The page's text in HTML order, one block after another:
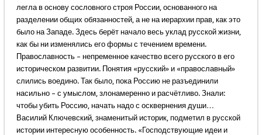
легла в основу сословного строя России, основанного на
разделении общих обязанностей, а не на иерархии прав, как это
было на Западе. Здесь берёт начало весь уклад русской жизни,
как бы ни изменялись его формы с течением времени.
Православность – непременное качество всего русского в его
историческом развитии. Понятия «русский» и «православный»
слились воедино. Так было, пока Россию не разъединили
насильно – с умыслом, злонамеренно и расчётливо. Знали:
чтобы убить Россию, начать надо с осквернения души…
Василий Ключевский, знаменитый историк, подметил в русской
истории интересную особенность. «Господствующие идеи и